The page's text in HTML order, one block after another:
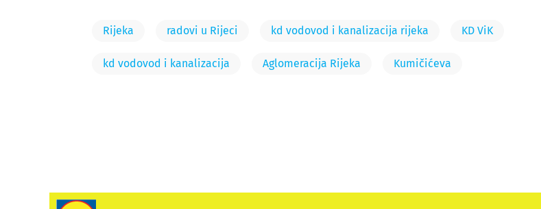
Rijeka radovi u Rijeci kd vodovod i kanalizacija rijeka KD ViK
kd vodovod i kanalizacija Aglomeracija Rijeka Kumičićeva